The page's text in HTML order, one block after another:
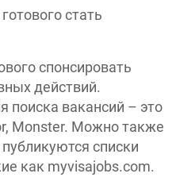
стать
спонсировать
действий.
вакансий – это
Monster. Можно также
списки
как myvisajobs.com.